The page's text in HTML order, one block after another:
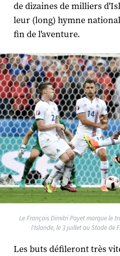
de dizaines de milliers
leur (long) hymne
fin de l'aventure.
Le Français Dimitri Payet marque le
l'Islande, le 3 juillet au Stade de
Les buts défileront très